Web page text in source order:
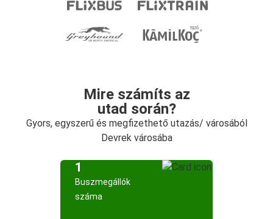
Mire számíts az
utad során?
Gyors, egyszerű és megfizethető utazás/ városából
Devrek városába
1
Buszmegállók
száma